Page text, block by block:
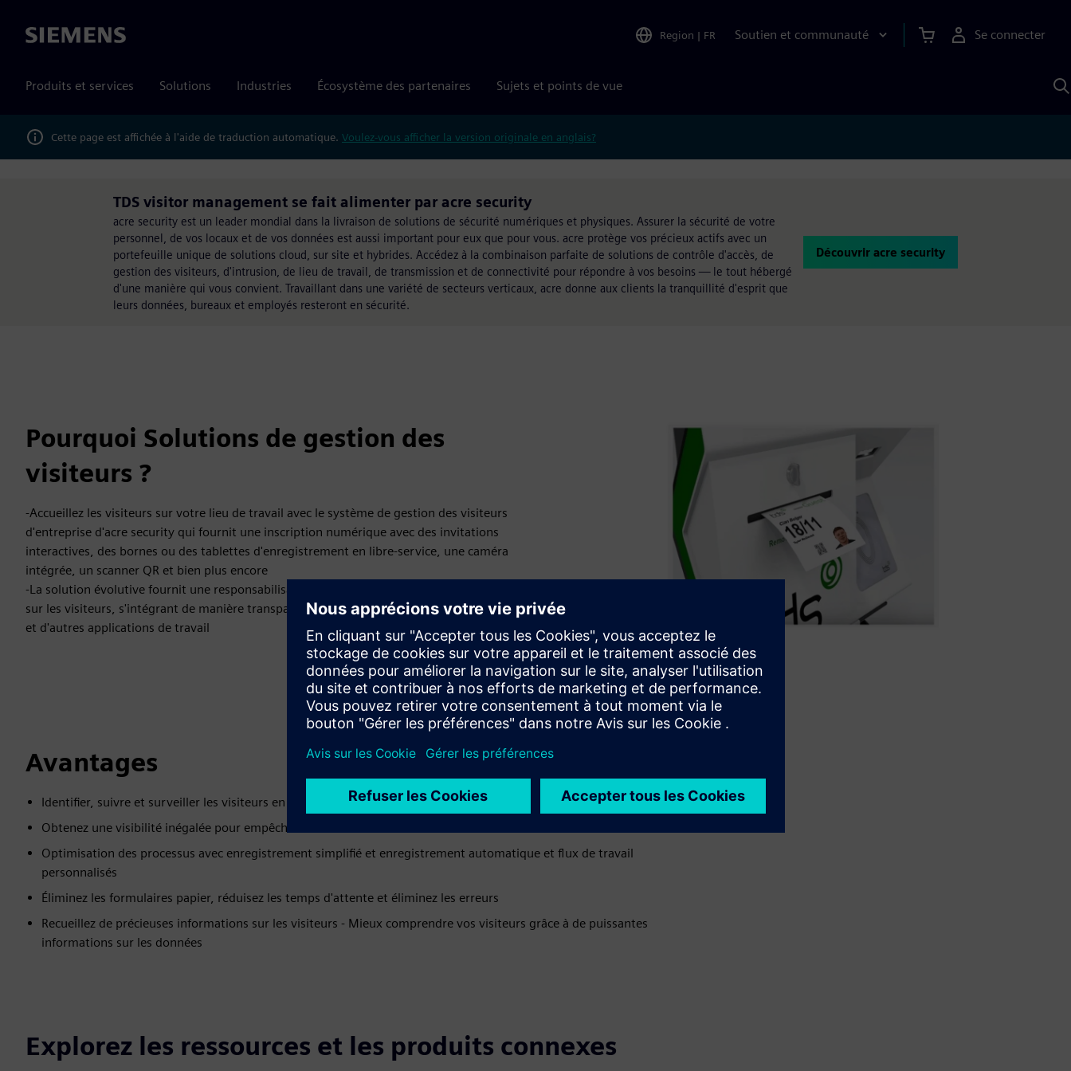
Siemens Region | FR Soutien et communauté Se connecter
Produits et services Solutions Industries Écosystème des partenaires Sujets et points de vue
Cette page est affichée à l'aide de traduction automatique. Voulez-vous afficher la version originale en anglais?
TDS visitor management se fait alimenter par acre security
acre security est un leader mondial dans la livraison de solutions de sécurité numériques et physiques. Assurer la sécurité de votre
personnel, de vos locaux et de vos données est aussi important pour eux que pour vous. acre protège vos précieux actifs avec un
portefeuille unique de solutions cloud, sur site et hybrides. Accédez à la combinaison parfaite de solutions de contrôle d'accès, de
gestion des visiteurs, d'intrusion, de lieu de travail, de transmission et de connectivité pour répondre à vos besoins — le tout hébergé
d'une manière qui vous convient. Travaillant dans une variété de secteurs verticaux, acre donne aux clients la tranquillité d'esprit que
leurs données, bureaux et employés resteront en sécurité.
Découvrir acre security
Pourquoi Solutions de gestion des
visiteurs ?
-Accueillez les visiteurs sur votre lieu de travail avec le système de gestion des visiteurs
d'entreprise d'acre security qui fournit une inscription numérique avec des invitations
interactives, des bornes ou des tablettes d'enregistrement en libre-service, une caméra
intégrée, un scanner QR et bien plus encore
-La solution évolutive fournit une responsabilisation en temps réel et des informations
sur les visiteurs, s'intégrant de manière transparente dans le contrôle d'accès existant
et d'autres applications de travail
Avantages
Identifier, suivre et surveiller les visiteurs en temps réel
Obtenez une visibilité inégalée pour empêcher l'accès non autorisé aux zones sensibles
Optimisation des processus avec enregistrement simplifié et enregistrement automatique et flux de travail
personnalisés
Éliminez les formulaires papier, réduisez les temps d'attente et éliminez les erreurs
Recueillez de précieuses informations sur les visiteurs - Mieux comprendre vos visiteurs grâce à de puissantes
informations sur les données
Explorez les ressources et les produits connexes